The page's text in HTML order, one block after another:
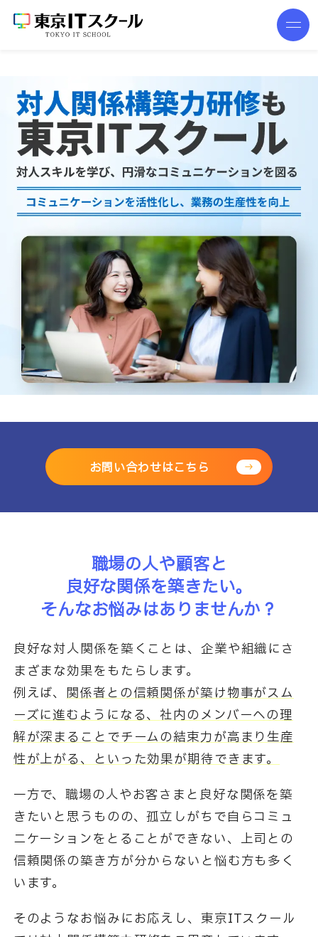
お問い合わせはこちら
職場の人や顧客と
良好な関係を築きたい。
そんなお悩みはありませんか？
良好な対人関係を築くことは、企業や組織にさ
まざまな効果をもたらします。
例えば、関係者との信頼関係が築け物事がスム
ーズに進むようになる、社内のメンバーへの理
解が深まることでチームの結束力が高まり生産
性が上がる、といった効果が期待できます。
一方で、職場の人やお客さまと良好な関係を築
きたいと思うものの、孤立しがちで自らコミュ
ニケーションをとることができない、上司との
信頼関係の築き方が分からないと悩む方も多く
います。
そのようなお悩みにお応えし、東京ITスクール